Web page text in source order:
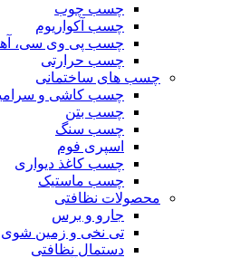
چسب چوب
چسب آکواریوم
چسب پی وی سی،
چسب حرارتی
چسب های ساختمانی
چسب کاشی و
چسب بتن
چسب سنگ
اسپری فوم
چسب کاغذ دیواری
چسب ماستیک
محصولات نظافتی
جارو و برس
تی نخی و زمین شوی
دستمال نظافتی